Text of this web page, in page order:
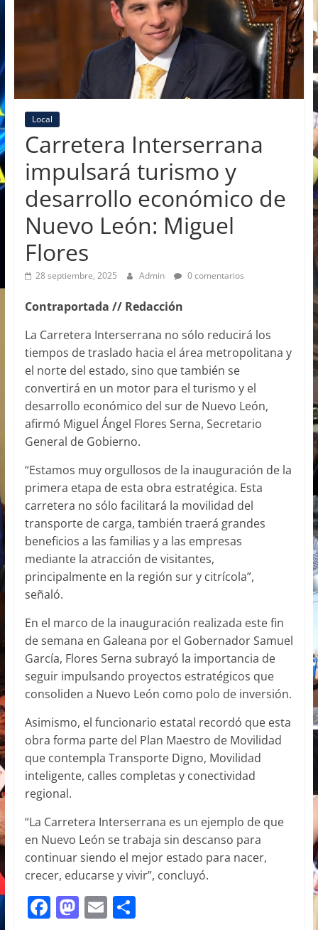
Local
Carretera Interserrana
impulsará turismo y
desarrollo económico de
Nuevo León: Miguel
Flores
28 septiembre, 2025 Admin 0 comentarios
Contraportada // Redacción
La Carretera Interserrana no sólo reducirá los
tiempos de traslado hacia el área metropolitana y
el norte del estado, sino que también se
convertirá en un motor para el turismo y el
desarrollo económico del sur de Nuevo León,
afirmó Miguel Ángel Flores Serna, Secretario
General de Gobierno.
“Estamos muy orgullosos de la inauguración de la
primera etapa de esta obra estratégica. Esta
carretera no sólo facilitará la movilidad del
transporte de carga, también traerá grandes
beneficios a las familias y a las empresas
mediante la atracción de visitantes,
principalmente en la región sur y citrícola”,
señaló.
En el marco de la inauguración realizada este fin
de semana en Galeana por el Gobernador Samuel
García, Flores Serna subrayó la importancia de
seguir impulsando proyectos estratégicos que
consoliden a Nuevo León como polo de inversión.
Asimismo, el funcionario estatal recordó que esta
obra forma parte del Plan Maestro de Movilidad
que contempla Transporte Digno, Movilidad
inteligente, calles completas y conectividad
regional.
“La Carretera Interserrana es un ejemplo de que
en Nuevo León se trabaja sin descanso para
continuar siendo el mejor estado para nacer,
crecer, educarse y vivir”, concluyó.
F M E C